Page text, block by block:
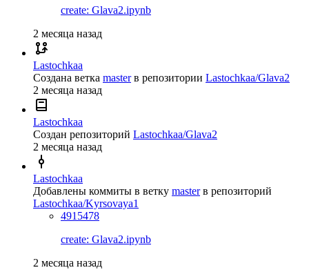
create: Glava2.ipynb
2 месяца назад
Lastochkaa
Создана ветка master в репозитории Lastochkaa/Glava2
2 месяца назад
Lastochkaa
Создан репозиторий Lastochkaa/Glava2
2 месяца назад
Lastochkaa
Добавлены коммиты в ветку master в репозиторий
Lastochkaa/Kyrsovaya1
4915478
create: Glava2.ipynb
2 месяца назад